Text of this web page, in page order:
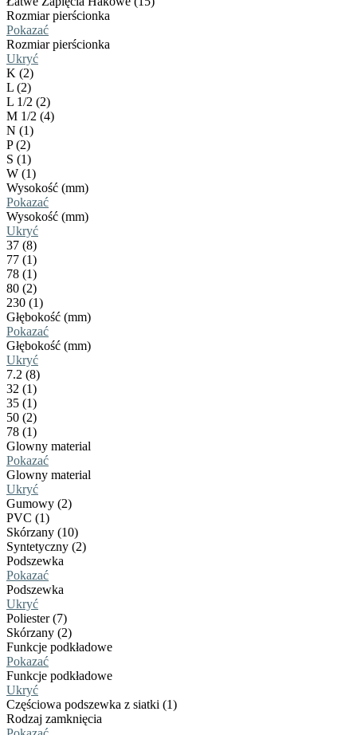
Rozmiar pierścionka
Pokazać
Rozmiar pierścionka
Ukryć
K (2)
L (2)
L 1/2 (2)
M 1/2 (4)
N (1)
P (2)
S (1)
W (1)
Wysokość (mm)
Pokazać
Wysokość (mm)
Ukryć
37 (8)
77 (1)
78 (1)
80 (2)
230 (1)
Głębokość (mm)
Pokazać
Głębokość (mm)
Ukryć
7.2 (8)
32 (1)
35 (1)
50 (2)
78 (1)
Glowny material
Pokazać
Glowny material
Ukryć
Gumowy (2)
PVC (1)
Skórzany (10)
Syntetyczny (2)
Podszewka
Pokazać
Podszewka
Ukryć
Poliester (7)
Skórzany (2)
Funkcje podkładowe
Pokazać
Funkcje podkładowe
Ukryć
Częściowa podszewka z siatki (1)
Rodzaj zamknięcia